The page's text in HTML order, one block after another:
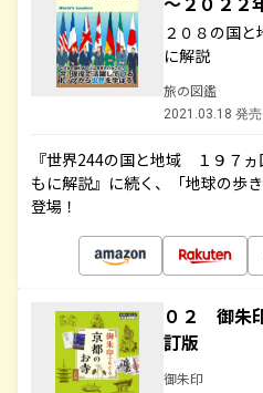
２０８の国
に解説
旅の図鑑
2021.03.18 発売
『世界244の国と地域 １９７
もに解説』に続く、「地球の歩
登場！
０２ 御朱
訂版
御朱印